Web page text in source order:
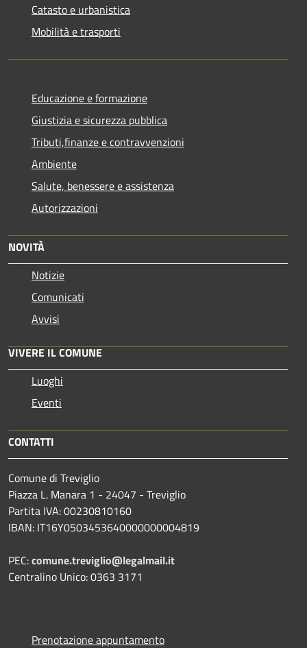
Catasto e urbanistica
Mobilità e trasporti
Educazione e formazione
Giustizia e sicurezza pubblica
Tributi,finanze e contravvenzioni
Ambiente
Salute, benessere e assistenza
Autorizzazioni
NOVITÀ
Notizie
Comunicati
Avvisi
VIVERE IL COMUNE
Luoghi
Eventi
CONTATTI
Comune di Treviglio
Piazza L. Manara 1 - 24047 - Treviglio
Partita IVA: 00230810160
IBAN: IT16Y0503453640000000004819
PEC:comune.treviglio@legalmail.it
Centralino Unico: 0363 3171
Prenotazione appuntamento